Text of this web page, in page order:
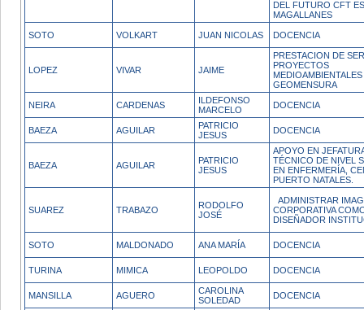
DEL FUTURO CFT
MAGALLANES
SOTO VOLKART JUAN NICOLAS DOCENCIA
LOPEZ VIVAR JAIME
PRESTACION DE
PROYECTOS
GEOMENSURA
NEIRA CARDENAS
ILDEFONSO
MARCELO
DOCENCIA
BAEZA AGUILAR
PATRICIO
JESUS
DOCENCIA
BAEZA AGUILAR
PATRICIO
JESUS
APOYO EN
TÉCNICO DE NIVEL
EN ENFERMERÍA,
PUERTO NATALES.
SUAREZ TRABAZO
RODOLFO
JOSÉ
ADMINISTRAR
CORPORATIVA
DISEÑADOR
SOTO MALDONADO ANA MARÍA DOCENCIA
TURINA MIMICA LEOPOLDO DOCENCIA
MANSILLA AGUERO
CAROLINA
SOLEDAD
DOCENCIA